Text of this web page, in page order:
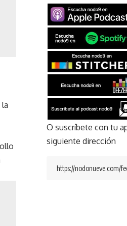
O suscríbete con tu
siguiente dirección